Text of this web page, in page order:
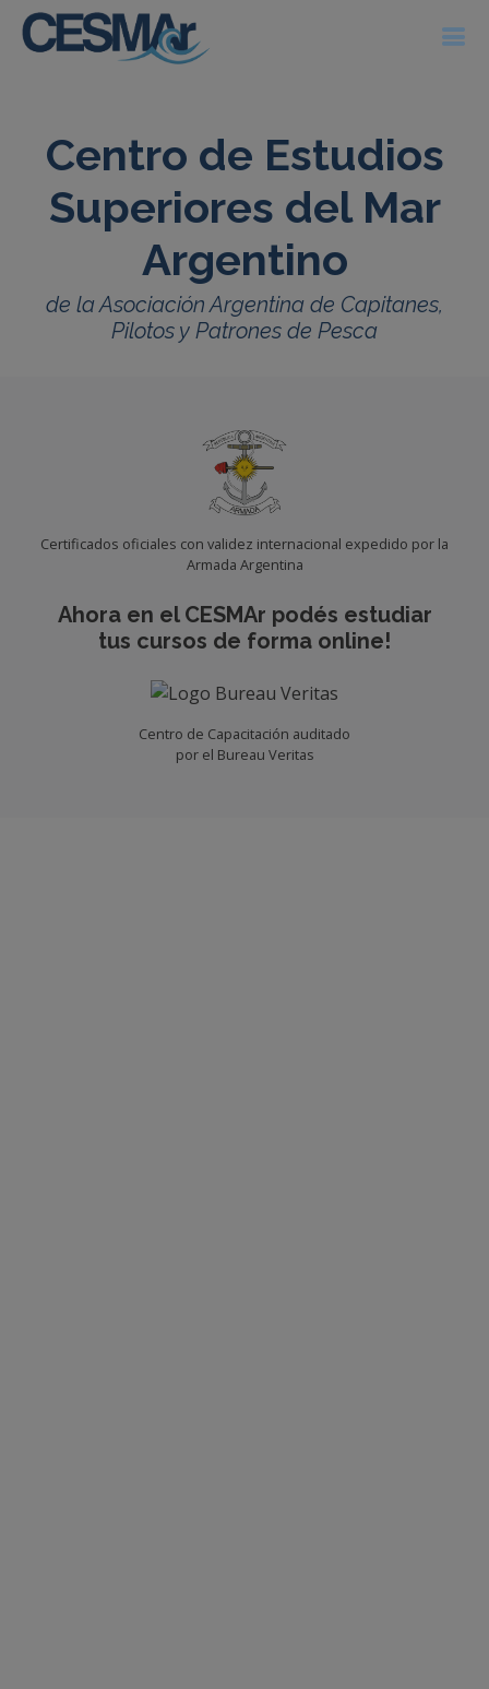
Centro de Estudios
Superiores del Mar
Argentino
de la Asociación Argentina de Capitanes,
Pilotos y Patrones de Pesca
Certificados oficiales con validez internacional expedido por la
Armada Argentina
Ahora en el CESMAr podés estudiar
tus cursos de forma online!
Centro de Capacitación auditado
por el Bureau Veritas